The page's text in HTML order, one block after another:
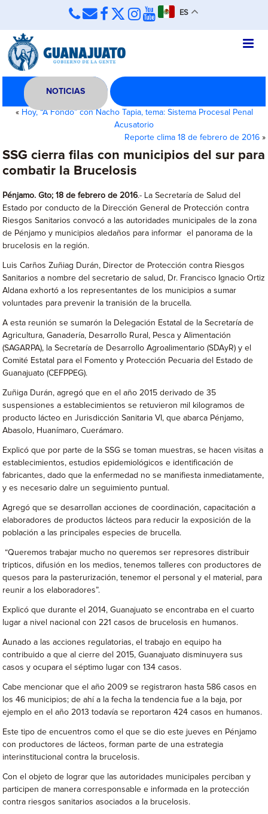
ES
NOTICIAS
« Hoy, “A Fondo” con Nacho Tapia, tema: Sistema Procesal Penal
Acusatorio
Reporte clima 18 de febrero de 2016»
SSG cierra filas con municipios del sur para
combatir la Brucelosis
Pénjamo. Gto; 18 de febrero de 2016.- La Secretaría de Salud del
Estado por conducto de la Dirección General de Protección contra
Riesgos Sanitarios convocó a las autoridades municipales de la zona
de Pénjamo y municipios aledaños para informar el panorama de la
brucelosis en la región.
Luis Carños Zuñiag Durán, Director de Protección contra Riesgos
Sanitarios a nombre del secretario de salud, Dr. Francisco Ignacio Ortiz
Aldana exhortó a los representantes de los municipios a sumar
voluntades para prevenir la tranisión de la brucella.
A esta reunión se sumarón la Delegación Estatal de la Secretaría de
Agricultura, Ganadería, Desarrollo Rural, Pesca y Alimentación
(SAGARPA), la Secretaría de Desarrollo Agroalimentario (SDAyR) y el
Comité Estatal para el Fomento y Protección Pecuaria del Estado de
Guanajuato (CEFPPEG).
Zuñiga Durán, agregó que en el año 2015 derivado de 35
suspensiones a establecimientos se retuvieron mil kilogramos de
producto lácteo en Jurisdicción Sanitaria VI, que abarca Pénjamo,
Abasolo, Huanímaro, Cuerámaro.
Explicó que por parte de la SSG se toman muestras, se hacen visitas a
establecimientos, estudios epidemiológicos e identificación de
fabricantes, dado que la enfermedad no se manifiesta inmediatamente,
y es necesario dalre un seguimiento puntual.
Agregó que se desarrollan acciones de coordinación, capacitación a
elaboradores de productos lácteos para reducir la exposición de la
población a las principales especies de brucella.
“Queremos trabajar mucho no queremos ser represores distribuir
tripticos, difusión en los medios, tenemos talleres con productores de
quesos para la pasterurización, tenemor el personal y el material, para
reunir a los elaboradores”.
Explicó que durante el 2014, Guanajuato se encontraba en el cuarto
lugar a nivel nacional con 221 casos de brucelosis en humanos.
Aunado a las acciones regulatorias, el trabajo en equipo ha
contribuido a que al cierre del 2015, Guanajuato disminuyera sus
casos y ocupara el séptimo lugar con 134 casos.
Cabe mencionar que el año 2009 se registraron hasta 586 casos en
los 46 municipios; de ahí a la fecha la tendencia fue a la baja, por
ejemplo en el año 2013 todavía se reportaron 424 casos en humanos.
Este tipo de encuentros como el que se dio este jueves en Pénjamo
con productores de lácteos, forman parte de una estrategia
interinstitucional contra la brucelosis.
Con el objeto de lograr que las autoridades municipales perciban y
participen de manera corresponsable e informada en la protección
contra riesgos sanitarios asociados a la brucelosis.